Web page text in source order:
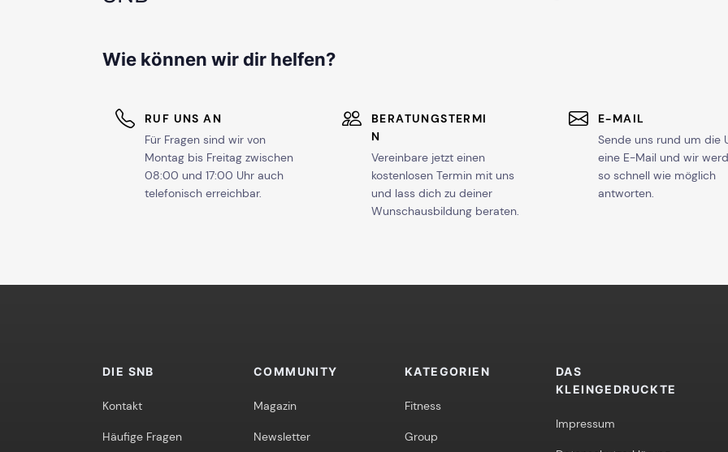
Wie können wir dir helfen?
RUF UNS AN
Für Fragen sind wir von
Montag bis Freitag zwischen
08:00 und 17:00 Uhr auch
telefonisch erreichbar.
BERATUNGSTERMI
N
Vereinbare jetzt einen
kostenlosen Termin mit uns
und lass dich zu deiner
Wunschausbildung beraten.
E-MAIL
Sende uns rund um die
eine E-Mail und wir
so schnell wie möglich
antworten.
DIE SNB
Kontakt
Häufige Fragen
COMMUNITY
Magazin
Newsletter
KATEGORIEN
Fitness
Group
DAS
KLEINGEDRUCKTE
Impressum